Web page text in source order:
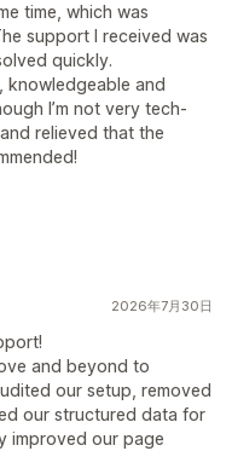
time, which was
support I received was
quickly.
knowledgeable and
I’m not very tech-
relieved that the
2026年7月30日
and beyond to
our setup, removed
our structured data for
improved our page